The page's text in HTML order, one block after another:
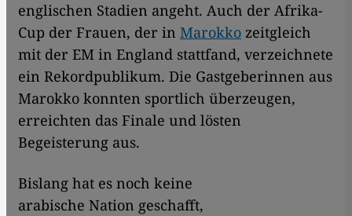
englischen Stadien angeht. Auch der Afrika-
Cup der Frauen, der in Marokko zeitgleich
mit der EM in England stattfand, verzeichnete
ein Rekordpublikum. Die Gastgeberinnen aus
Marokko konnten sportlich überzeugen,
erreichten das Finale und lösten
Begeisterung aus.
Bislang hat es noch keine
arabische Nation geschafft,